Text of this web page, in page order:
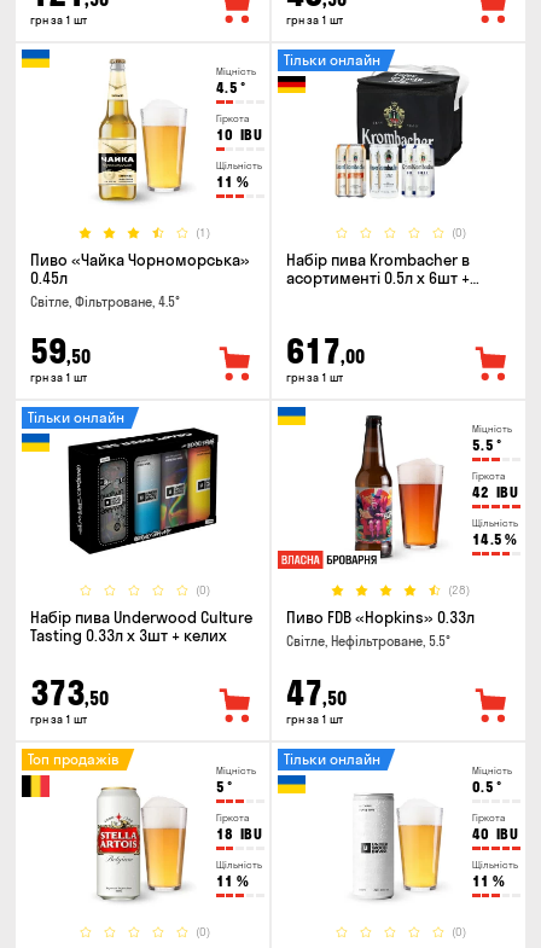
грн за 1 шт грн за 1 шт
Міцність
4.5 °
Гіркота
10 IBU
Щільність
11 %
(1)
Пиво «Чайка Чорноморська»
0.45л
Світле, Фільтроване, 4.5°
59,50
грн за 1 шт
(0)
Тільки онлайн
Набір пива Krombacher в
асортименті 0.5л х 6шт +
617,00
грн за 1 шт
(0)
Тільки онлайн
Набір пива Underwood Culture
Tasting 0.33л x 3шт + келих
373,50
грн за 1 шт
Міцність
5.5 °
Гіркота
42 IBU
Щільність
14.5 %
(28)
Пиво FDB «Hopkins» 0.33л
Світле, Нефільтроване, 5.5°
47,50
грн за 1 шт
Міцність
5 °
Гіркота
18 IBU
Щільність
11 %
(0)
Топ продажів
Міцність
0.5 °
Гіркота
40 IBU
Щільність
11 %
(0)
Тільки онлайн